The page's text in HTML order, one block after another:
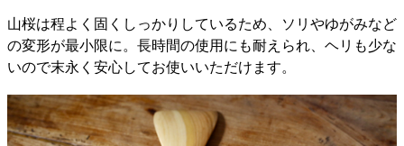
山桜は程よく固くしっかりしているため、ソリやゆがみなど
の変形が最小限に。長時間の使用にも耐えられ、ヘリも少な
いので末永く安心してお使いいただけます。